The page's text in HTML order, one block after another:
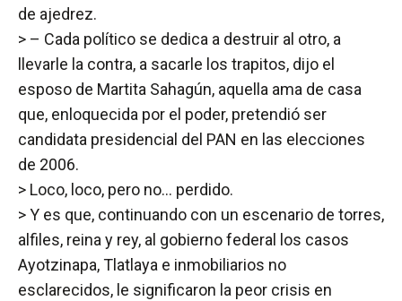
de ajedrez.
> – Cada político se dedica a destruir al otro, a
llevarle la contra, a sacarle los trapitos, dijo el
esposo de Martita Sahagún, aquella ama de casa
que, enloquecida por el poder, pretendió ser
candidata presidencial del PAN en las elecciones
de 2006.
> Loco, loco, pero no… perdido.
> Y es que, continuando con un escenario de torres,
alfiles, reina y rey, al gobierno federal los casos
Ayotzinapa, Tlatlaya e inmobiliarios no
esclarecidos, le significaron la peor crisis en